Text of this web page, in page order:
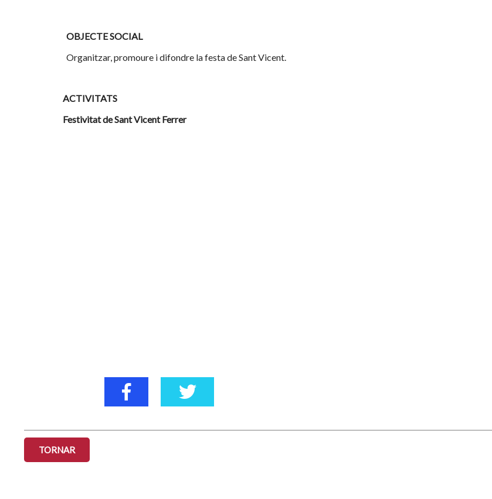
OBJECTE SOCIAL
Organitzar, promoure i difondre la festa de Sant Vicent.
ACTIVITATS
Festivitat de Sant Vicent Ferrer
TORNAR